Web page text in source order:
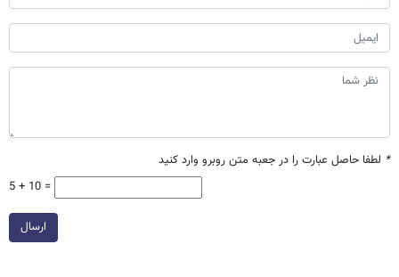
* لطفا حاصل عبارت را در جعبه متن روبرو وارد کنید
5 + 10 =
ارسال